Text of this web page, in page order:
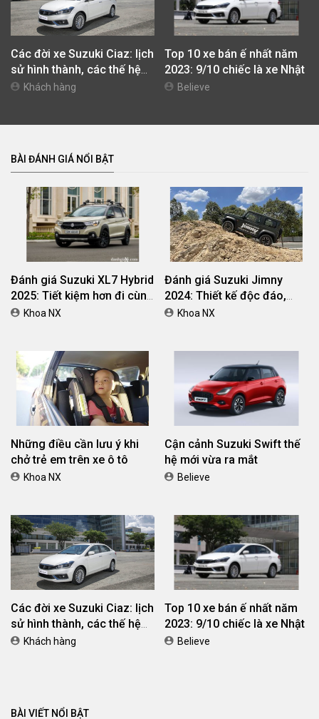
Các đời xe Suzuki Ciaz: lịch
sử hình thành, các thế hệ
trên thế giới và Việt Nam
Khách hàng
Top 10 xe bán ế nhất năm
2023: 9/10 chiếc là xe Nhật
Believe
BÀI ĐÁNH GIÁ NỔI BẬT
Đánh giá Suzuki XL7 Hybrid
2025: Tiết kiệm hơn đi cùng
giá bán tốt
Khoa NX
Đánh giá Suzuki Jimny
2024: Thiết kế độc đáo,
vượt địa hình đỉnh cao
Khoa NX
Những điều cần lưu ý khi
chở trẻ em trên xe ô tô
Khoa NX
Cận cảnh Suzuki Swift thế
hệ mới vừa ra mắt
Believe
Các đời xe Suzuki Ciaz: lịch
sử hình thành, các thế hệ
trên thế giới và Việt Nam
Khách hàng
Top 10 xe bán ế nhất năm
2023: 9/10 chiếc là xe Nhật
Believe
BÀI VIẾT NỔI BẬT